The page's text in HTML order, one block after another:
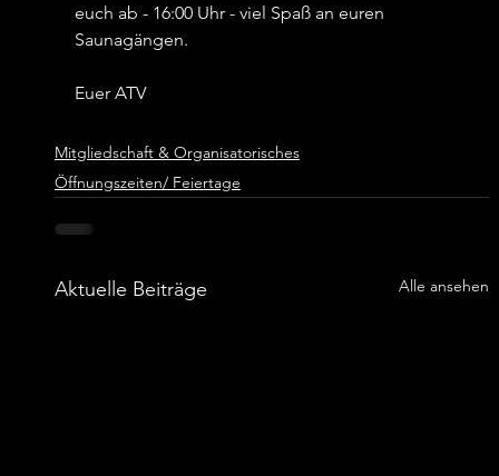
euch ab - 16:00 Uhr - viel Spaß an euren
Saunagängen.
Euer ATV
Mitgliedschaft & Organisatorisches
Öffnungszeiten/ Feiertage
Aktuelle Beiträge Alle ansehen